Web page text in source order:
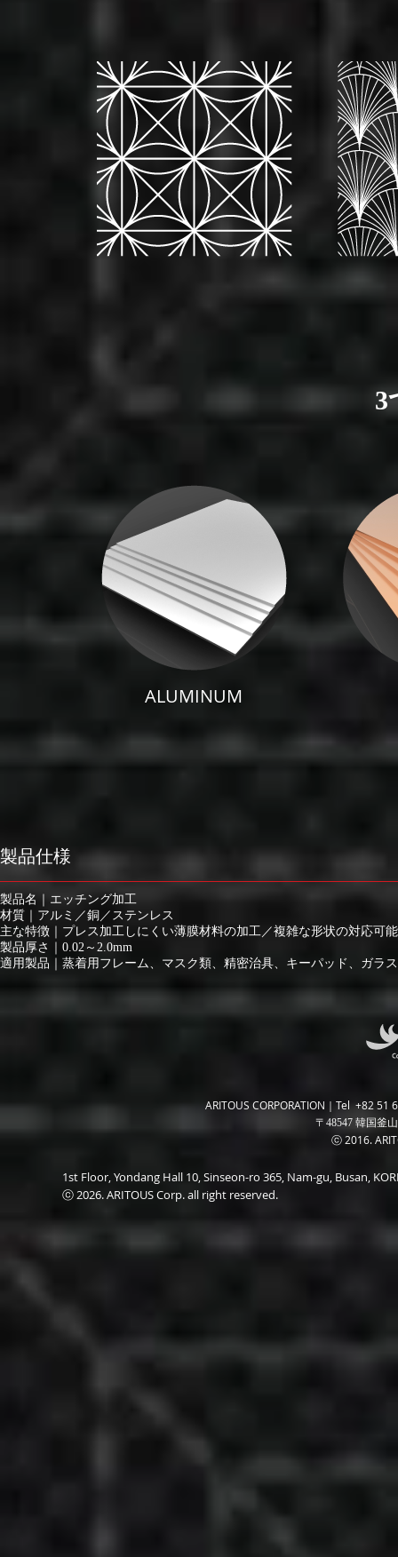
ALUMINUM
3
製品仕様
製品名｜エッチング加工
材質｜アルミ／銅／ステンレス
主な特徴｜プレス加工しにくい薄膜材料の加工／複雑な形状の対応可
製品厚さ｜0.02～2.0mm
適用製品｜蒸着用フレーム、マスク類、精密治具、キーパッド、ガラ
ARITOUS CORPORATION｜Tel +82
〒48547 韓国釜
ⓒ 2016.
1st Floor, Yondang Hall 10, Sinseon-ro 365, Nam-gu, Busan,
ⓒ 2026. ARITOUS Corp. all right reserved.